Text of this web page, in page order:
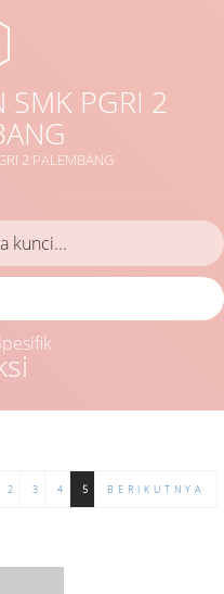
SMK PGRI 2
2 PALEMBANG
2 3 4 5 BERIKUTNYA